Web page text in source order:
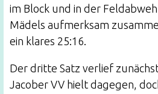
im Block und in der
Mädels aufmerksam
ein klares 25:16.
Der dritte Satz verlief
Jacober VV hielt dagegen,